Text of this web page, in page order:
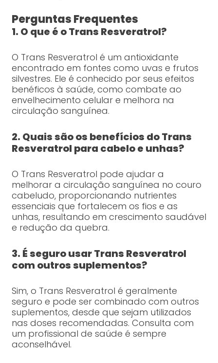
Perguntas Frequentes
1. O que é o Trans Resveratrol?
O Trans Resveratrol é um antioxidante
encontrado em fontes como uvas e frutos
silvestres. Ele é conhecido por seus efeitos
benéficos à saúde, como combate ao
envelhecimento celular e melhora na
circulação sanguínea.
2. Quais são os benefícios do Trans
Resveratrol para cabelo e unhas?
O Trans Resveratrol pode ajudar a
melhorar a circulação sanguínea no couro
cabeludo, proporcionando nutrientes
essenciais que fortalecem os fios e as
unhas, resultando em crescimento saudável
e redução da quebra.
3. É seguro usar Trans Resveratrol
com outros suplementos?
Sim, o Trans Resveratrol é geralmente
seguro e pode ser combinado com outros
suplementos, desde que sejam utilizados
nas doses recomendadas. Consulta com
um profissional de saúde é sempre
aconselhável.